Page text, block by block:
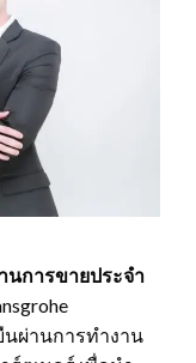
การขายประจำ
นผ่านการทำงาน